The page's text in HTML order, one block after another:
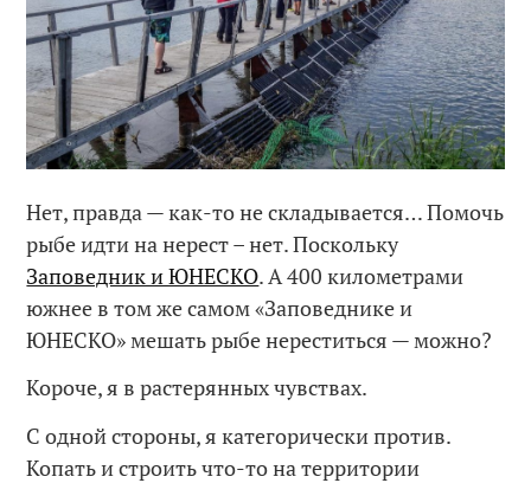
Нет, правда — как-то не складывается… Помочь
рыбе идти на нерест – нет. Поскольку
Заповедник и ЮНЕСКО. А 400 километрами
южнее в том же самом «Заповеднике и
ЮНЕСКО» мешать рыбе нереститься — можно?
Короче, я в растерянных чувствах.
С одной стороны, я категорически против.
Копать и строить что-то на территории